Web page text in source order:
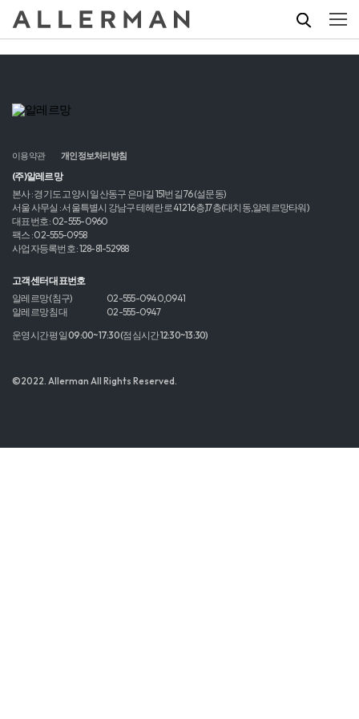
이용약관 개인정보처리방침
(주)알레르망
본사 : 경기도 고양시 일산동구 은마길 151번길 76 (설문동)
서울 사무실 : 서울특별시 강남구 테헤란로 412 16층,17층(대치동,알레르망타워)
대표번호 : 02-555-0960
팩스 : 02-555-0958
사업자등록번호 : 128-81-52988
고객센터 대표번호
알레르망 (침구)
02-555-0940,0941
알레르망 침대
02-555-0947
운영시간 평일 09:00~17:30 (점심시간 12:30~13:30)
©2022. Allerman All Rights Reserved.